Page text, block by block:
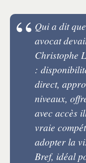
Qui a dit
avocat
Christophe
:
direct,
niveaux,
avec accès
vraie
adopter la
Bref, idéal